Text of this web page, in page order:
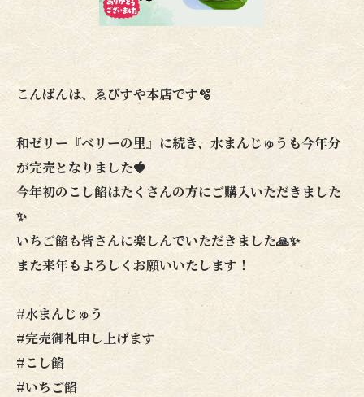
こんばんは、ゑびすや本店です🫧
和ゼリー『ベリーの里』に続き、水まんじゅうも今年分
が完売となりました🍓
今年初のこし餡はたくさんの方にご購入いただきました
✨
いちご餡も皆さんに楽しんでいただきました🙏✨
また来年もよろしくお願いいたします！
#水まんじゅう
#完売御礼申し上げます
#こし餡
#いちご餡